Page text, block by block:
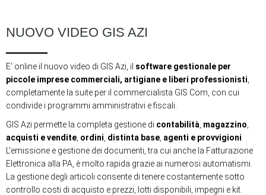
NUOVO VIDEO GIS AZI
E' online il nuovo video di GIS Azi, il ‪ software‬ ‪gestionale‬ per
piccole ‪imprese‬ ‪commerciali‬, ‪artigiane‬ e liberi professionisti
completamente la suite per il commercialista GIS Com, con cui
condivide i programmi amministrativi e fiscali.
GIS Azi permette la completa gestione di contabilità magazzino
acquisti e vendite ordini distinta base agenti e provvigioni
L'emissione e gestione dei ‪documenti‬, tra cui anche la Fatturazione
Elettronica alla PA, è molto rapida grazie ai numerosi automatismi.
La gestione degli ‪articoli‬ consente di tenere costantemente sotto
controllo costi di acquisto e prezzi, lotti disponibili, impegni e kit.